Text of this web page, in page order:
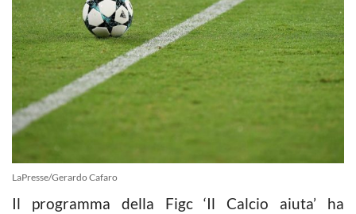
LaPresse/Gerardo Cafaro
Il programma della Figc ‘Il Calcio aiuta’ ha